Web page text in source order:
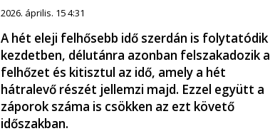
2026. április. 15 4:31
A hét eleji felhősebb idő szerdán is folytatódik
kezdetben, délutánra azonban felszakadozik a
felhőzet és kitisztul az idő, amely a hét
hátralevő részét jellemzi majd. Ezzel együtt a
záporok száma is csökken az ezt követő
időszakban.